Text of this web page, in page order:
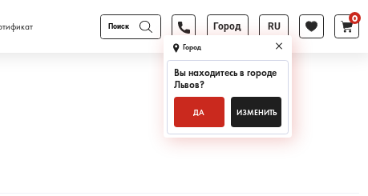
Поиск
товаров
Город
Город
Вы находитесь в городе
Львов?
ДА ИЗМЕНИТЬ
RU
0